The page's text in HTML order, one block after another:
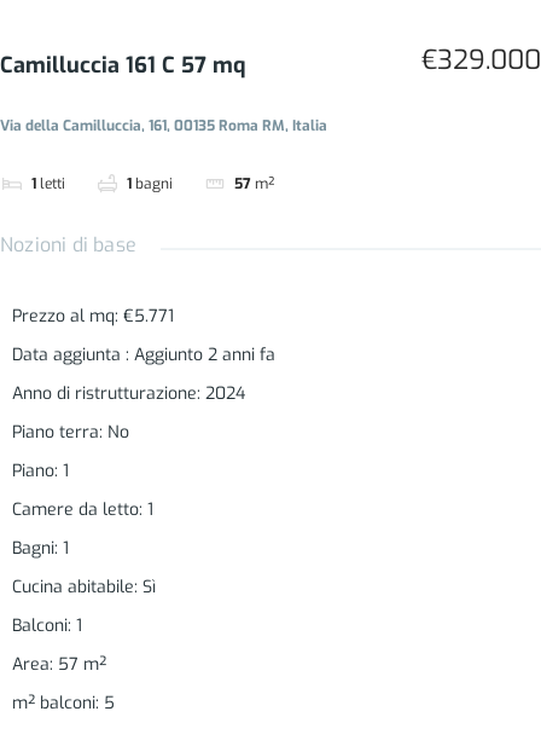
Camilluccia 161 C 57 mq
Via della Camilluccia, 161, 00135 Roma RM, Italia
1 letti 1 bagni 57 m²
€329.000
Nozioni di base
Prezzo al mq: €5.771
Data aggiunta : Aggiunto 2 anni fa
Anno di ristrutturazione: 2024
Piano terra: No
Piano: 1
Camere da letto: 1
Bagni: 1
Cucina abitabile: Sì
Balconi: 1
Area: 57 m²
m² balconi: 5